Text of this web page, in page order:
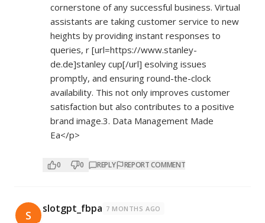
cornerstone of any successful business. Virtual
assistants are taking customer service to new
heights by providing instant responses to
queries, r [url=https://www.stanley-
de.de]stanley cup[/url] esolving issues
promptly, and ensuring round-the-clock
availability. This not only improves customer
satisfaction but also contributes to a positive
brand image.3. Data Management Made
Ea</p>
0 0 REPLY REPORT COMMENT
S slotgpt_fbpa 7 MONTHS AGO